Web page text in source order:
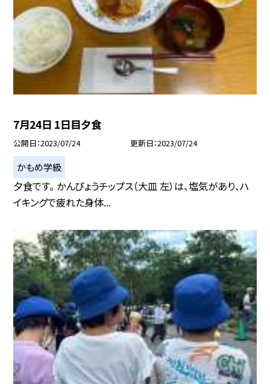
7月24日 1日目夕食
公開日 2023/07/24 更新日 2023/07/24
かもめ学級
夕食です。 かんぴょうチップス（大皿 左）は、塩気があり、ハ
イキングで疲れた身体...